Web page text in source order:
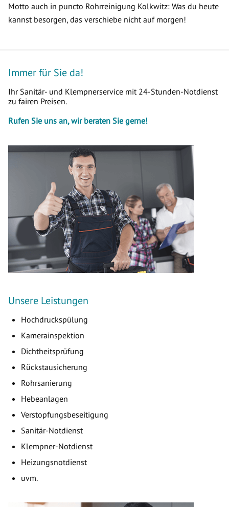
Motto auch in puncto Rohrreinigung Kolkwitz: Was du heute
kannst besorgen, das verschiebe nicht auf morgen!
Immer für Sie da!
Ihr Sanitär- und Klempnerservice mit 24-Stunden-Notdienst
zu fairen Preisen.
Rufen Sie uns an, wir beraten Sie gerne!
Unsere Leistungen
Hochdruckspülung
Kamerainspektion
Dichtheitsprüfung
Rückstausicherung
Rohrsanierung
Hebeanlagen
Verstopfungsbeseitigung
Sanitär-Notdienst
Klempner-Notdienst
Heizungsnotdienst
uvm.